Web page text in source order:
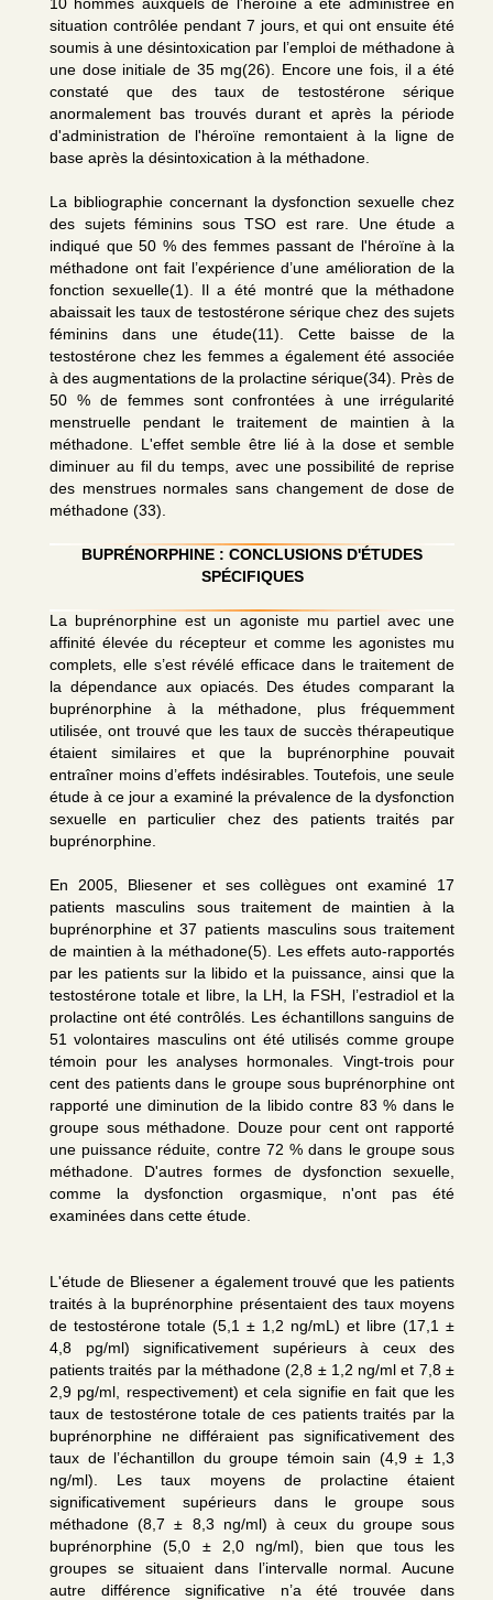
situation contrôlée pendant 7 jours, et qui ont ensuite été
soumis à une désintoxication par l’emploi de méthadone à
une dose initiale de 35 mg(26). Encore une fois, il a été
constaté que des taux de testostérone sérique
anormalement bas trouvés durant et après la période
d'administration de l'héroïne remontaient à la ligne de
base après la désintoxication à la méthadone.
La bibliographie concernant la dysfonction sexuelle chez
des sujets féminins sous TSO est rare. Une étude a
indiqué que 50 % des femmes passant de l'héroïne à la
méthadone ont fait l’expérience d’une amélioration de la
fonction sexuelle(1). Il a été montré que la méthadone
abaissait les taux de testostérone sérique chez des sujets
féminins dans une étude(11). Cette baisse de la
testostérone chez les femmes a également été associée
à des augmentations de la prolactine sérique(34). Près de
50 % de femmes sont confrontées à une irrégularité
menstruelle pendant le traitement de maintien à la
méthadone. L'effet semble être lié à la dose et semble
diminuer au fil du temps, avec une possibilité de reprise
des menstrues normales sans changement de dose de
méthadone (33).
BUPRÉNORPHINE : CONCLUSIONS D'ÉTUDES
SPÉCIFIQUES
La buprénorphine est un agoniste mu partiel avec une
affinité élevée du récepteur et comme les agonistes mu
complets, elle s’est révélé efficace dans le traitement de
la dépendance aux opiacés. Des études comparant la
buprénorphine à la méthadone, plus fréquemment
utilisée, ont trouvé que les taux de succès thérapeutique
étaient similaires et que la buprénorphine pouvait
entraîner moins d’effets indésirables. Toutefois, une seule
étude à ce jour a examiné la prévalence de la dysfonction
sexuelle en particulier chez des patients traités par
buprénorphine.
En 2005, Bliesener et ses collègues ont examiné 17
patients masculins sous traitement de maintien à la
buprénorphine et 37 patients masculins sous traitement
de maintien à la méthadone(5). Les effets auto-rapportés
par les patients sur la libido et la puissance, ainsi que la
testostérone totale et libre, la LH, la FSH, l’estradiol et la
prolactine ont été contrôlés. Les échantillons sanguins de
51 volontaires masculins ont été utilisés comme groupe
témoin pour les analyses hormonales. Vingt-trois pour
cent des patients dans le groupe sous buprénorphine ont
rapporté une diminution de la libido contre 83 % dans le
groupe sous méthadone. Douze pour cent ont rapporté
une puissance réduite, contre 72 % dans le groupe sous
méthadone. D'autres formes de dysfonction sexuelle,
comme la dysfonction orgasmique, n'ont pas été
examinées dans cette étude.
L'étude de Bliesener a également trouvé que les patients
traités à la buprénorphine présentaient des taux moyens
de testostérone totale (5,1 ± 1,2 ng/mL) et libre (17,1 ±
4,8 pg/ml) significativement supérieurs à ceux des
patients traités par la méthadone (2,8 ± 1,2 ng/ml et 7,8 ±
2,9 pg/ml, respectivement) et cela signifie en fait que les
taux de testostérone totale de ces patients traités par la
buprénorphine ne différaient pas significativement des
taux de l’échantillon du groupe témoin sain (4,9 ± 1,3
ng/ml). Les taux moyens de prolactine étaient
significativement supérieurs dans le groupe sous
méthadone (8,7 ± 8,3 ng/ml) à ceux du groupe sous
buprénorphine (5,0 ± 2,0 ng/ml), bien que tous les
groupes se situaient dans l’intervalle normal. Aucune
autre différence significative n’a été trouvée dans